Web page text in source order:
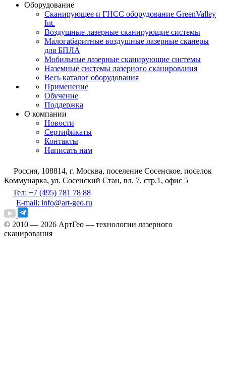
Оборудование
Сканирующее и ГНСС оборудование GreenValley
Int.
Воздушные лазерные сканирующие системы
Малогабаритные воздушные лазерные сканеры
для БПЛА
Мобильные лазерные сканирующие системы
Наземные системы лазерного сканирования
Весь каталог оборудования
Применение
Обучение
Поддержка
О компании
Новости
Сертификаты
Контакты
Написать нам
Россия, 108814, г. Москва, поселение Сосенское, поселок
Коммунарка, ул. Сосенский Стан, вл. 7, стр.1, офис 5
Тел: +7 (495) 781 78 88
E-mail: info@art-geo.ru
© 2010 — 2026 АртГео — технологии лазерного
сканирования